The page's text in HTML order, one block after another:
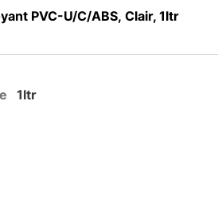
PVC-U/C/ABS, Clair, 1ltr
1ltr